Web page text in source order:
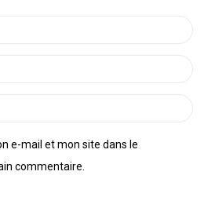
e-mail et mon site dans le
commentaire.